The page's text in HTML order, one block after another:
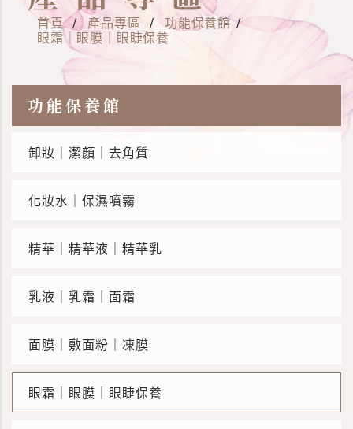
首頁 / 產品專區 / 功能保養館 /
眼霜｜眼膜｜眼睫保養
功能保養館
卸妝｜潔顏｜去角質
化妝水｜保濕噴霧
精華｜精華液｜精華乳
乳液｜乳霜｜面霜
面膜｜敷面粉｜凍膜
眼霜｜眼膜｜眼睫保養